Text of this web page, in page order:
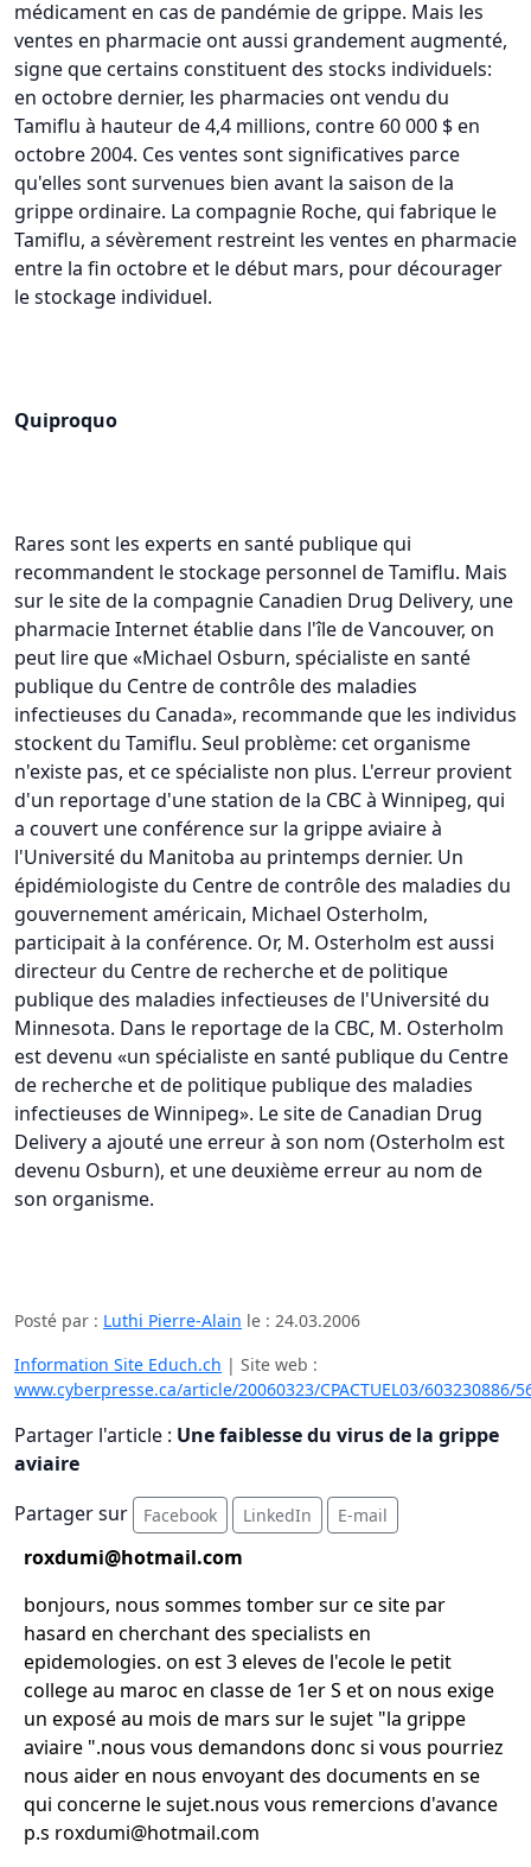
médicament en cas de pandémie de grippe. Mais les
ventes en pharmacie ont aussi grandement augmenté,
signe que certains constituent des stocks individuels:
en octobre dernier, les pharmacies ont vendu du
Tamiflu à hauteur de 4,4 millions, contre 60 000 $ en
octobre 2004. Ces ventes sont significatives parce
qu'elles sont survenues bien avant la saison de la
grippe ordinaire. La compagnie Roche, qui fabrique le
Tamiflu, a sévèrement restreint les ventes en pharmacie
entre la fin octobre et le début mars, pour décourager
le stockage individuel.
Quiproquo
Rares sont les experts en santé publique qui
recommandent le stockage personnel de Tamiflu. Mais
sur le site de la compagnie Canadien Drug Delivery, une
pharmacie Internet établie dans l'île de Vancouver, on
peut lire que «Michael Osburn, spécialiste en santé
publique du Centre de contrôle des maladies
infectieuses du Canada», recommande que les individus
stockent du Tamiflu. Seul problème: cet organisme
n'existe pas, et ce spécialiste non plus. L'erreur provient
d'un reportage d'une station de la CBC à Winnipeg, qui
a couvert une conférence sur la grippe aviaire à
l'Université du Manitoba au printemps dernier. Un
épidémiologiste du Centre de contrôle des maladies du
gouvernement américain, Michael Osterholm,
participait à la conférence. Or, M. Osterholm est aussi
directeur du Centre de recherche et de politique
publique des maladies infectieuses de l'Université du
Minnesota. Dans le reportage de la CBC, M. Osterholm
est devenu «un spécialiste en santé publique du Centre
de recherche et de politique publique des maladies
infectieuses de Winnipeg». Le site de Canadian Drug
Delivery a ajouté une erreur à son nom (Osterholm est
devenu Osburn), et une deuxième erreur au nom de
son organisme.
Posté par : Luthi Pierre-Alain le : 24.03.2006
Information Site Educh.ch | Site web :
www.cyberpresse.ca/article/20060323/CPACTUEL03/603230886/
Partager l'article : Une faiblesse du virus de la grippe
aviaire
Partager sur
Facebook LinkedIn E-mail
roxdumi@hotmail.com
bonjours, nous sommes tomber sur ce site par
hasard en cherchant des specialists en
epidemologies. on est 3 eleves de l'ecole le petit
college au maroc en classe de 1er S et on nous exige
un exposé au mois de mars sur le sujet "la grippe
aviaire ".nous vous demandons donc si vous pourriez
nous aider en nous envoyant des documents en se
qui concerne le sujet.nous vous remercions d'avance
p.s roxdumi@hotmail.com